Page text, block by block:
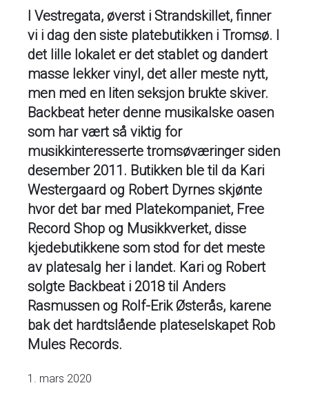
I Vestregata, øverst i Strandskillet, finner
vi i dag den siste platebutikken i Tromsø. I
det lille lokalet er det stablet og dandert
masse lekker vinyl, det aller meste nytt,
men med en liten seksjon brukte skiver.
Backbeat heter denne musikalske oasen
som har vært så viktig for
musikkinteresserte tromsøværinger siden
desember 2011. Butikken ble til da Kari
Westergaard og Robert Dyrnes skjønte
hvor det bar med Platekompaniet, Free
Record Shop og Musikkverket, disse
kjedebutikkene som stod for det meste
av platesalg her i landet. Kari og Robert
solgte Backbeat i 2018 til Anders
Rasmussen og Rolf-Erik Østerås, karene
bak det hardtslående plateselskapet Rob
Mules Records.
1. mars 2020